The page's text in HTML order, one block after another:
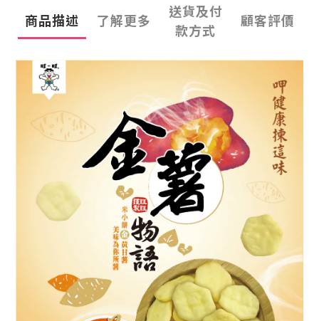
商品描述 了解更多
送貨及付
款方式
顧客評價